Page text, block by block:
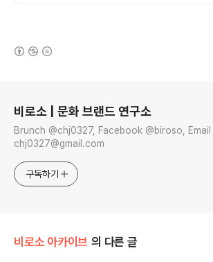
비로소 | 문화 브랜드 연구소
Brunch @chj0327, Facebook @biroso, Email :
chj0327@gmail.com
구독하기
비로소 아카이브 의 다른 글